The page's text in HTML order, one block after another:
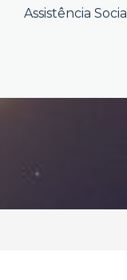
Assistência Social